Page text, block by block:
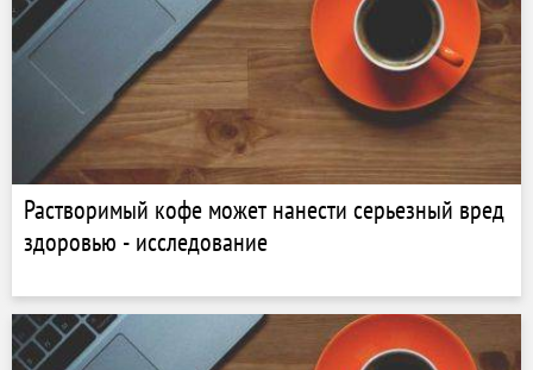
Растворимый кофе может нанести серьезный вред
здоровью - исследование